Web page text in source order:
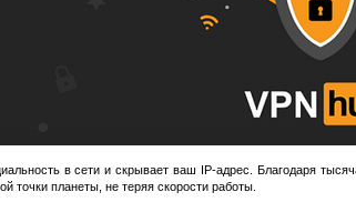
в сети и скрывает ваш IP-адрес. Благодаря
точки планеты, не теряя скорости работы.